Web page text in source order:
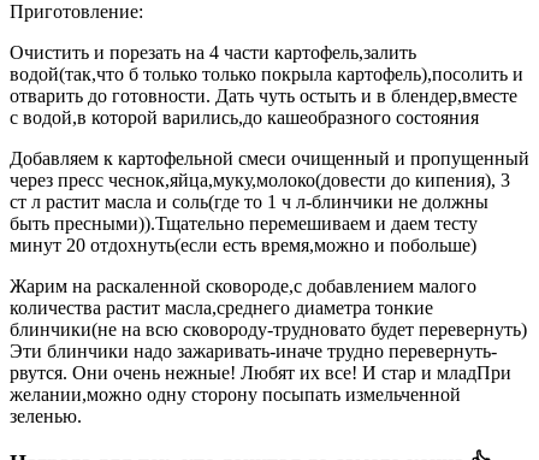
Приготовление:
Очистить и порезать на 4 части картофель,залить
водой(так,что б только только покрыла картофель),посолить и
отварить до готовности. Дать чуть остыть и в блендер,вместе
с водой,в которой варились,до кашеобразного состояния
Добавляем к картофельной смеси очищенный и пропущенный
через пресс чеснок,яйца,муку,молоко(довести до кипения), 3
ст л растит масла и соль(где то 1 ч л-блинчики не должны
быть пресными)).Тщательно перемешиваем и даем тесту
минут 20 отдохнуть(если есть время,можно и побольше)
Жарим на раскаленной сковороде,с добавлением малого
количества растит масла,среднего диаметра тонкие
блинчики(не на всю сковороду-трудновато будет перевернуть)
Эти блинчики надо зажаривать-иначе трудно перевернуть-
рвутся. Они очень нежные! Любят их все! И стар и младПри
желании,можно одну сторону посыпать измельченной
зеленью.